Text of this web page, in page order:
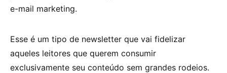
e-mail marketing.
Esse é um tipo de newsletter que vai fidelizar
aqueles leitores que querem consumir
exclusivamente seu conteúdo sem grandes rodeios.